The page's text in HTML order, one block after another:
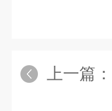
上一篇：